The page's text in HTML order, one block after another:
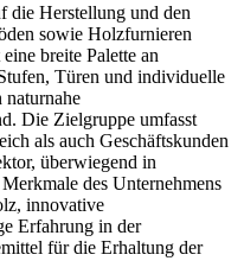
die Herstellung und den
sowie Holzfurnieren
breite Palette an
Türen und individuelle
naturnahe
Die Zielgruppe umfasst
als auch Geschäftskunden
überwiegend in
des Unternehmens
innovative
Erfahrung in der
für die Erhaltung der